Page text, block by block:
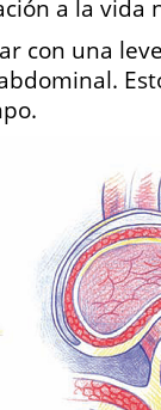
a la vida
con una